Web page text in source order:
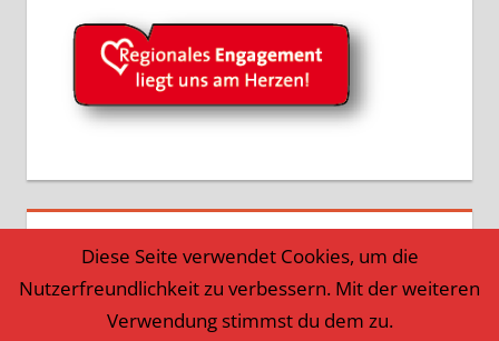
Diese Seite verwendet Cookies, um die
Nutzerfreundlichkeit zu verbessern. Mit der weiteren
Verwendung stimmst du dem zu.